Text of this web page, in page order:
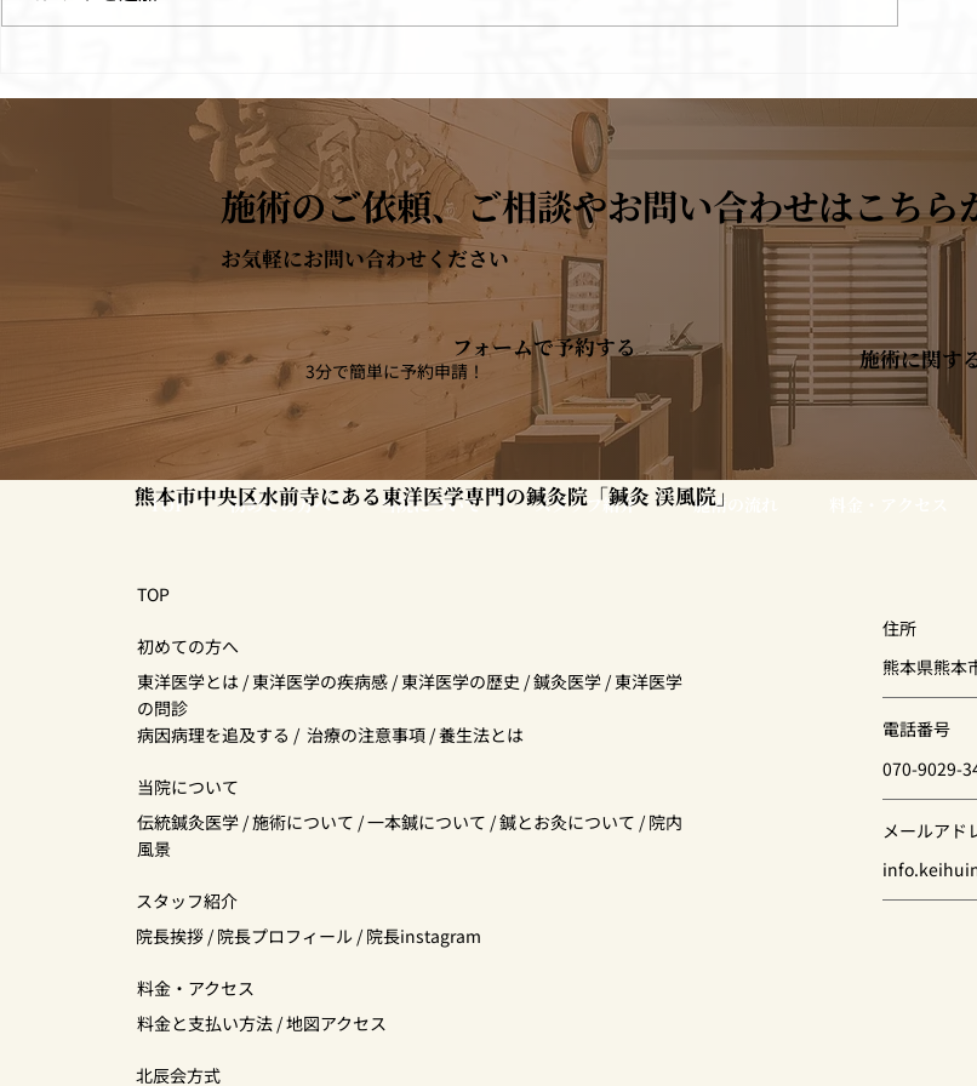
施術のご依頼、ご相談やお問い合わせはこちら
お気軽にお問い合わせください
フォームで予約する
3分で簡単に予約申請！ 施術に関す
TOP 初めての方へ 当院について スタッフ紹介 施術の流れ
熊本市中央区水前寺にある東洋医学専門の鍼灸院「鍼灸 渓風院」
TOP
初めての方へ
東洋医学とは/東洋医学の疾病感/東洋医学の歴史 /鍼灸医学/東洋医学
の問診
病因病理を追及する / 治療の注意事項/養生法とは
当院について
伝統鍼灸医学/施術について /一本鍼について /鍼とお灸について /院内
風景
スタッフ紹介
院長挨拶 /院長プロフィール /院長instagram
料金・アクセス
料金と支払い方法/地図アクセス
北辰会方式
住所
熊本県熊本
電話番号
070-9029-
メールアド